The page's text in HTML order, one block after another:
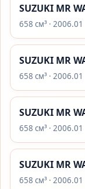
SUZUKI MR
658 см³ · 2006.01
SUZUKI MR
658 см³ · 2006.01
SUZUKI MR
658 см³ · 2006.01
SUZUKI MR
658 см³ · 2006.01